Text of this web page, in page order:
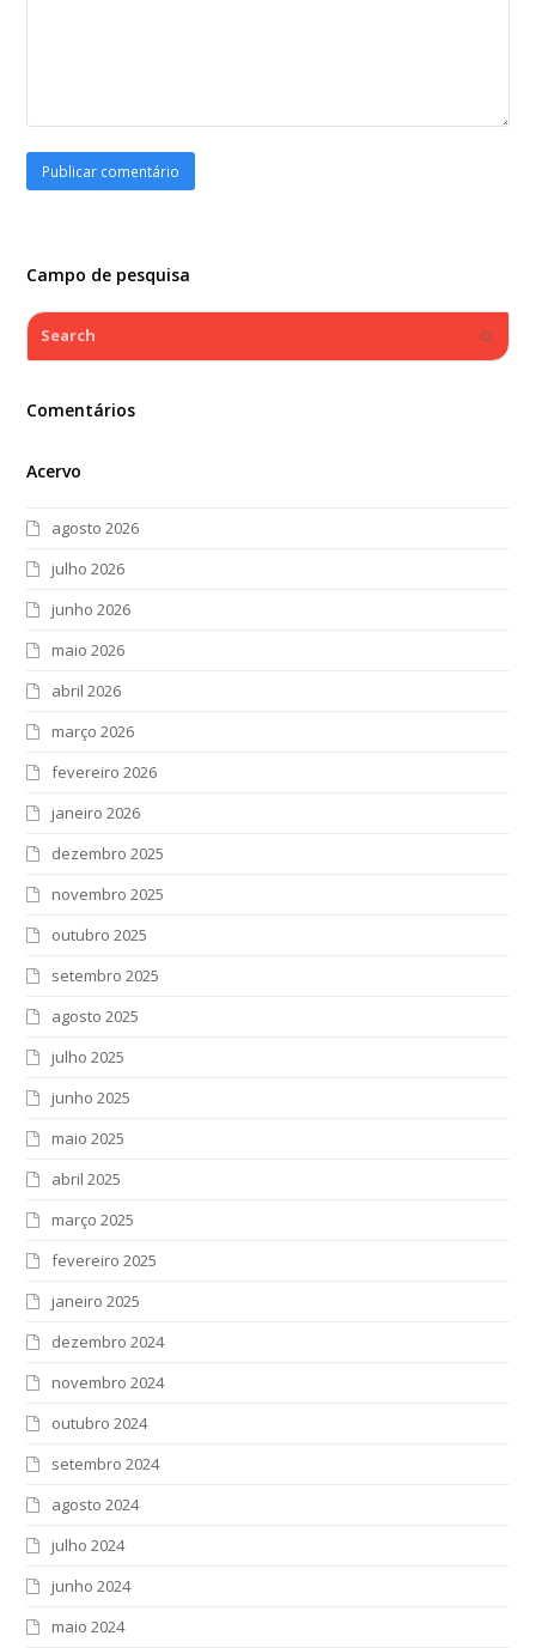
Campo de pesquisa
Search
Comentários
Acervo
agosto 2026
julho 2026
junho 2026
maio 2026
abril 2026
março 2026
fevereiro 2026
janeiro 2026
dezembro 2025
novembro 2025
outubro 2025
setembro 2025
agosto 2025
julho 2025
junho 2025
maio 2025
abril 2025
março 2025
fevereiro 2025
janeiro 2025
dezembro 2024
novembro 2024
outubro 2024
setembro 2024
agosto 2024
julho 2024
junho 2024
maio 2024